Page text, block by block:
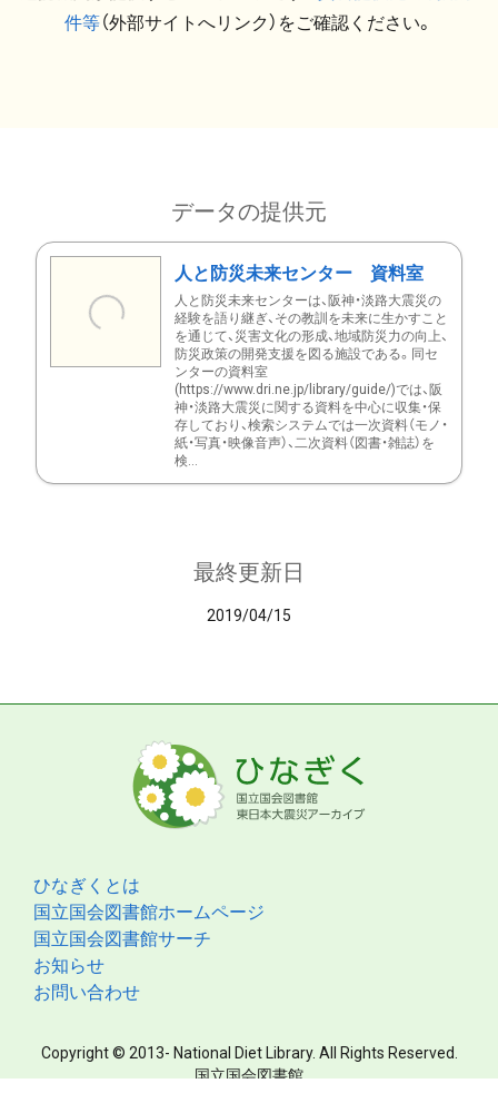
件等（外部サイトへリンク）をご確認ください。
データの提供元
人と防災未来センター 資料室
人と防災未来センターは、阪神・淡路大震災の
経験を語り継ぎ、その教訓を未来に生かすこと
を通じて、災害文化の形成、地域防災力の向上、
防災政策の開発支援を図る施設である。同セ
ンターの資料室
(https://www.dri.ne.jp/library/guide/)では、阪
神・淡路大震災に関する資料を中心に収集・保
存しており、検索システムでは一次資料（モノ・
紙・写真・映像音声）、二次資料（図書・雑誌）を
検...
最終更新日
2019/04/15
ひなぎくとは
国立国会図書館ホームページ
国立国会図書館サーチ
お知らせ
お問い合わせ
Copyright © 2013- National Diet Library. All Rights Reserved.